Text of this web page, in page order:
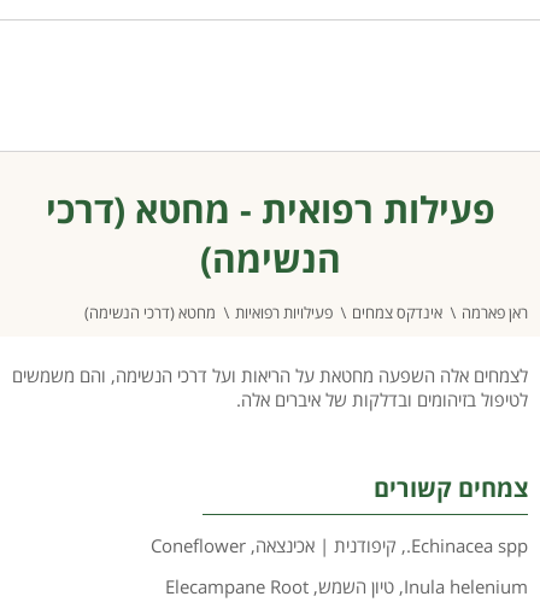
פעילות רפואית - מחטא (דרכי
הנשימה)
ראן פארמה אינדקס צמחים פעילויות רפואיות מחטא (דרכי הנשימה)
לצמחים אלה השפעה מחטאת על הריאות ועל דרכי הנשימה, והם משמשים
לטיפול בזיהומים ובדלקות של איברים אלה.
צמחים קשורים
Echinacea spp.
, קיפודנית | אכינצאה,
Coneflower
Inula helenium
, טיון השמש,
Elecampane Root